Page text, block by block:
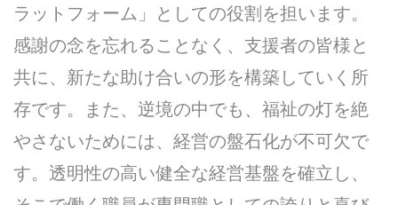
ラットフォーム」としての役割を担います。
感謝の念を忘れることなく、支援者の皆様と
共に、新たな助け合いの形を構築していく所
存です。また、逆境の中でも、福祉の灯を絶
やさないためには、経営の盤石化が不可欠で
す。透明性の高い健全な経営基盤を確立し、